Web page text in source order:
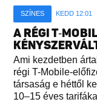
SZÍNES KEDD 12:01
A RÉGI
Ami kezdetben
régi T-Mobile-
társaság e héttől
10–15 éves